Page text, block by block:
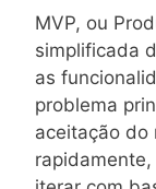
MVP, ou
simplificada
as
problema
aceitação do